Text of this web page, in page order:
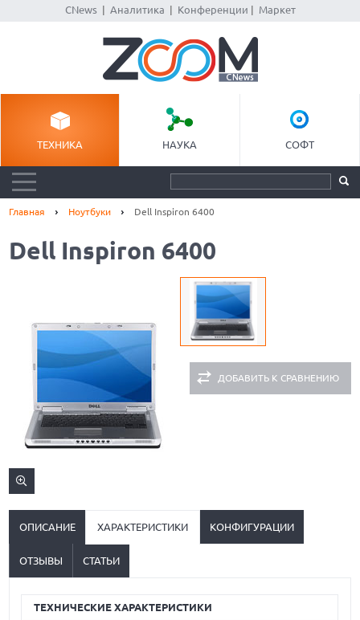
CNews| Аналитика Конференции Маркет
ТЕХНИКА НАУКА СОФТ
Главная Ноутбуки Dell Inspiron 6400
Dell Inspiron 6400
ДОБАВИТЬ К СРАВНЕНИЮ
ОПИСАНИЕ ХАРАКТЕРИСТИКИ КОНФИГУРАЦИИ
ОТЗЫВЫ СТАТЬИ
ТЕХНИЧЕСКИЕ ХАРАКТЕРИСТИКИ